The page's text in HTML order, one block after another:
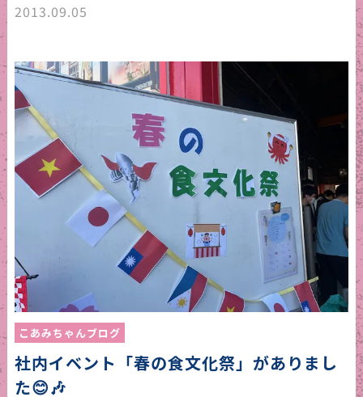
2013.09.05
こあみちゃんブログ
社内イベント「春の食文化祭」がありまし
た😊🎶